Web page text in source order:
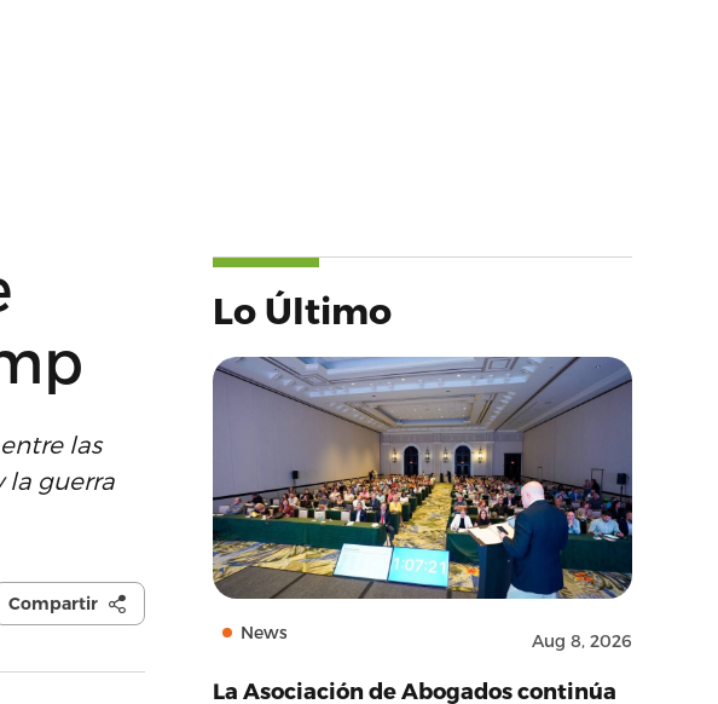
las
la guerra
Compartir
Lo Último
News Aug 8, 2026
La Asociación de Abogados continúa